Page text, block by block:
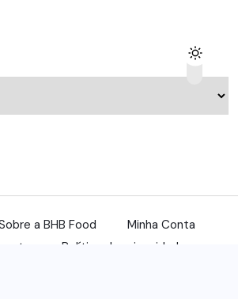
a BHB Food
Minha Conta
Política de privacidade